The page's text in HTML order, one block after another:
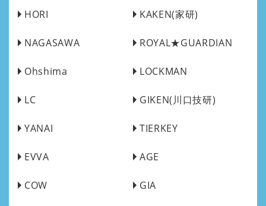
HORI KAKEN(家研)
NAGASAWA ROYAL★GUARDIAN
Ohshima LOCKMAN
LC GIKEN(川口技研)
YANAI TIERKEY
EVVA AGE
COW GIA